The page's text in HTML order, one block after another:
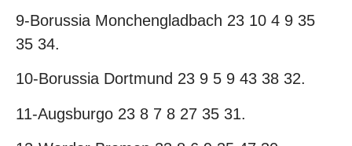
9-Borussia Monchengladbach 23 10 4 9 35
35 34.
10-Borussia Dortmund 23 9 5 9 43 38 32.
11-Augsburgo 23 8 7 8 27 35 31.